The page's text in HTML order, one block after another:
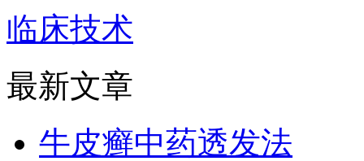
临床技术
最新文章
牛皮癣中药透发法